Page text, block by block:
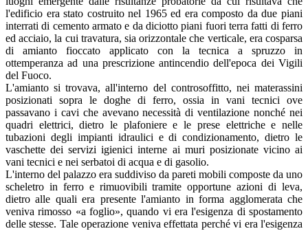
l'edificio era stato costruito nel 1965 ed era composto da due piani
interrati di cemento armato e da diciotto piani fuori terra fatti di ferro
ed acciaio, la cui travatura, sia orizzontale che verticale, era cosparsa
di amianto fioccato applicato con la tecnica a spruzzo in
ottemperanza ad una prescrizione antincendio dell'epoca dei Vigili
del Fuoco.
L'amianto si trovava, all'interno del controsoffitto, nei materassini
posizionati sopra le doghe di ferro, ossia in vani tecnici ove
passavano i cavi che avevano necessità di ventilazione nonché nei
quadri elettrici, dietro le plafoniere e le prese elettriche e nelle
tubazioni degli impianti idraulici e di condizionamento, dietro le
vaschette dei servizi igienici interne ai muri posizionate vicino ai
vani tecnici e nei serbatoi di acqua e di gasolio.
L'interno del palazzo era suddiviso da pareti mobili composte da uno
scheletro in ferro e rimuovibili tramite opportune azioni di leva,
dietro alle quali era presente l'amianto in forma agglomerata che
veniva rimosso «a foglio», quando vi era l'esigenza di spostamento
delle stesse. Tale operazione veniva effettata perché vi era l'esigenza